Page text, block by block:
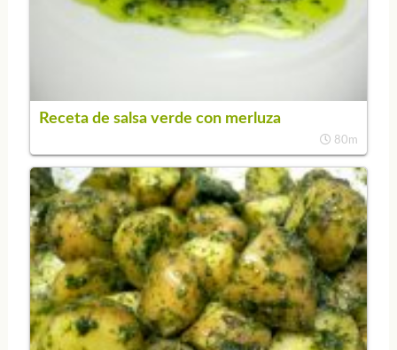
Receta de salsa verde con merluza
80m